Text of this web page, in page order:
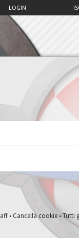
LOGIN
•Cancella cookie• Tutti